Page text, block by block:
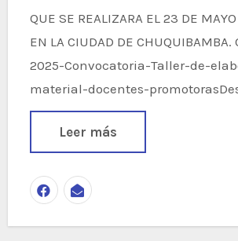
QUE SE REALIZARA EL 23 DE
EN LA CIUDAD DE
2025-Convocatoria-Taller-de-
material-docentes-
Leer más